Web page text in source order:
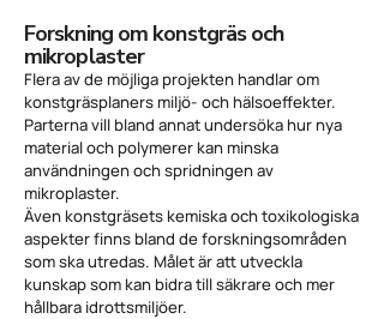
Forskning om konstgräs och
mikroplaster
Flera av de möjliga projekten handlar om
konstgräsplaners miljö- och hälsoeffekter.
Parterna vill bland annat undersöka hur nya
material och polymerer kan minska
användningen och spridningen av
mikroplaster.
Även konstgräsets kemiska och toxikologiska
aspekter finns bland de forskningsområden
som ska utredas. Målet är att utveckla
kunskap som kan bidra till säkrare och mer
hållbara idrottsmiljöer.